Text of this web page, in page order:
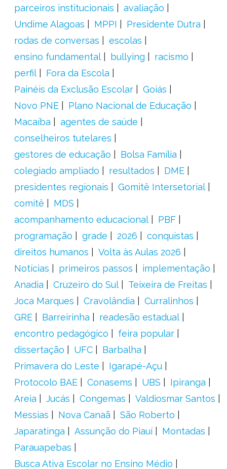
parceiros institucionais
avaliação
Undime Alagoas
MPPI
Presidente Dutra
rodas de conversas
escolas
ensino fundamental
bullying
racismo
perfil
Fora da Escola
Painéis da Exclusão Escolar
Goiás
Novo PNE
Plano Nacional de Educação
Macaíba
agentes de saúde
conselheiros tutelares
gestores de educação
Bolsa Família
colegiado ampliado
resultados
DME
presidentes regionais
Gomitê Intersetorial
comitê
MDS
acompanhamento educacional
PBF
programação
grade 2026
conquistas
direitos humanos
Volta às Aulas 2026
Notícias
primeiros passos
implementação
Anadia
Cruzeiro do Sul
Teixeira de Freitas
Joca Marques
Cravolândia
Curralinhos
GRE
Barreirinha
readesão estadual
encontro pedagógico
feira popular
dissertação
UFC
Barbalha
Primavera do Leste
Igarapé-Açu
Protocolo BAE
Conasems UBS
Ipiranga
Areia
Jucás Congemas
Valdiosmar Santos
Messias
Nova Canaã
São Roberto
Japaratinga
Assunção do Piauí
Montadas
Parauapebas
Busca Ativa Escolar no Ensino Médio